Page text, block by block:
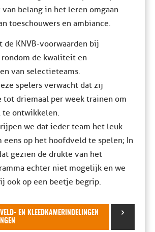
belang in het leren omgaan
toeschouwers en ambiance.
de KNVB-voorwaarden bij
de kwaliteit en
van selectieteams.
spelers verwacht dat zij
driemaal per week trainen om
te ontwikkelen.
we dat ieder team het leuk
eens op het hoofdveld te spelen; In
gezien de drukte van het
echter niet mogelijk en we
ook op een beetje begrip.
EN KLEEDKAMERINDELINGEN